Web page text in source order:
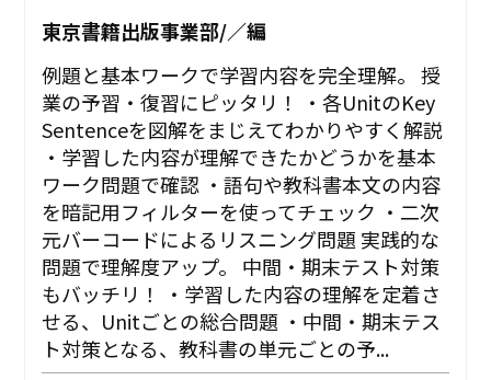
東京書籍出版事業部/／編
例題と基本ワークで学習内容を完全理解。 授
業の予習・復習にピッタリ！ ・各UnitのKey
Sentenceを図解をまじえてわかりやすく解説
・学習した内容が理解できたかどうかを基本
ワーク問題で確認 ・語句や教科書本文の内容
を暗記用フィルターを使ってチェック ・二次
元バーコードによるリスニング問題 実践的な
問題で理解度アップ。 中間・期末テスト対策
もバッチリ！ ・学習した内容の理解を定着さ
せる、Unitごとの総合問題 ・中間・期末テス
ト対策となる、教科書の単元ごとの予...